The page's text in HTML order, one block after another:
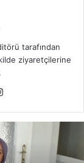
tarafından
ziyaretçilerine
ra
m